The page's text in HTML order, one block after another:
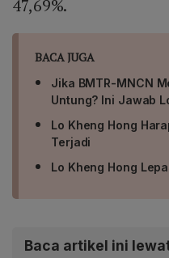
47,69%.
BACA JUGA
Jika BMTR-MNCN
Untung? Ini Jawab
Lo Kheng Hong
Terjadi
Lo Kheng Hong
Baca artikel ini